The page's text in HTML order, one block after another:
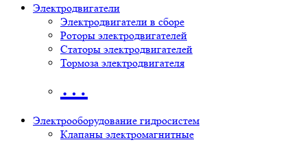
Электродвигатели
Электродвигатели в сборе
Роторы электродвигателей
Статоры электродвигателей
Тормоза электродвигателя
…
Электрооборудование гидросистем
Клапаны электромагнитные